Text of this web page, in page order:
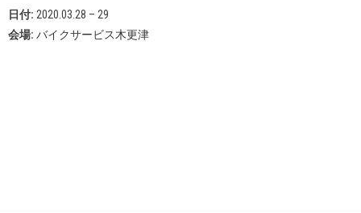
日付: 2020.03.28 – 29
会場: バイクサービス木更津